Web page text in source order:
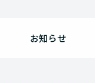
お知らせ